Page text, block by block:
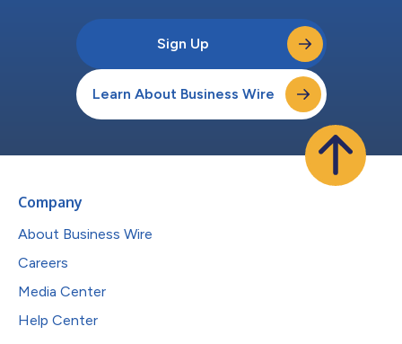
Sign Up
Learn About Business Wire
Company
About Business Wire
Careers
Media Center
Help Center